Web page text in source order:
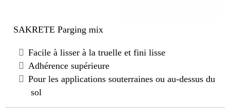
SAKRETE Parging mix
Facile à lisser à la truelle et fini lisse
Adhérence supérieure
Pour les applications souterraines ou au-dessus du
sol